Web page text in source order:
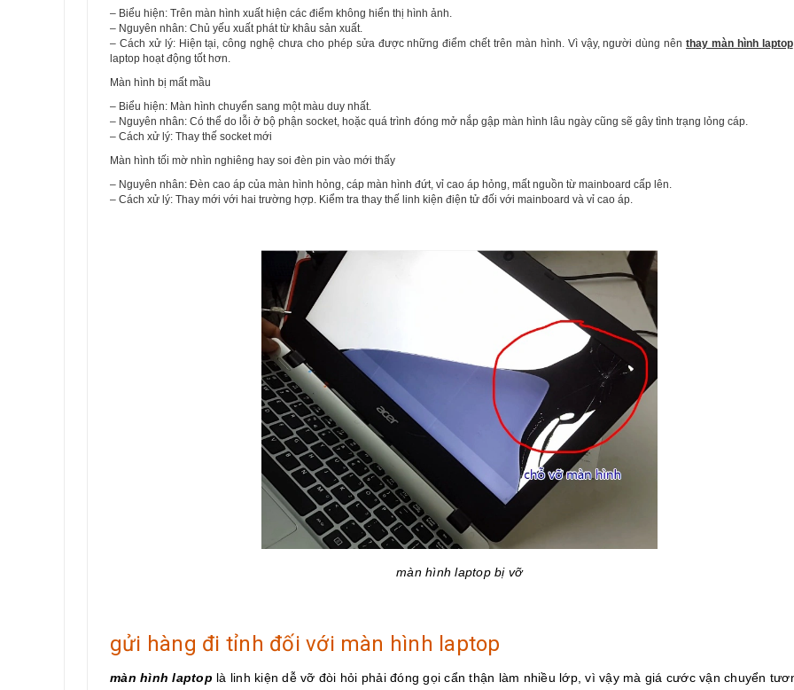
– Biểu hiện: Trên màn hình xuất hiện các điểm không hiển thị hình ảnh.
– Nguyên nhân: Chủ yếu xuất phát từ khâu sản xuất.
– Cách xử lý: Hiện tại, công nghệ chưa cho phép sửa được những điểm chết trên màn hình. Vì vậy, người dùng nên thay màn hình laptop
laptop hoạt động tốt hơn.
Màn hình bị mất mầu
– Biểu hiện: Màn hình chuyển sang một màu duy nhất.
– Nguyên nhân: Có thể do lỗi ở bộ phận socket, hoặc quá trình đóng mở nắp gập màn hình lâu ngày cũng sẽ gây tình trạng lỏng cáp.
– Cách xử lý: Thay thế socket mới
Màn hình tối mờ nhìn nghiêng hay soi đèn pin vào mới thấy
– Nguyên nhân: Đèn cao áp của màn hình hỏng, cáp màn hình đứt, vỉ cao áp hỏng, mất nguồn từ mainboard cấp lên.
– Cách xử lý: Thay mới với hai trường hợp. Kiểm tra thay thế linh kiện điện tử đối với mainboard và vỉ cao áp.
màn hình laptop bị vỡ
gửi hàng đi tỉnh đối với màn hình laptop
màn hình laptop là linh kiện dễ vỡ đòi hỏi phải đóng gọi cẩn thận làm nhiều lớp, vì vậy mà giá cước vận chuyển